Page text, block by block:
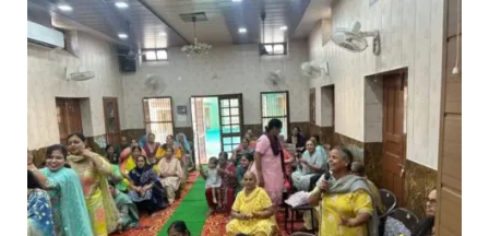
t
s
A
p
p
e
g
a
m
e
b
o
o
k
e
I
n
i
l